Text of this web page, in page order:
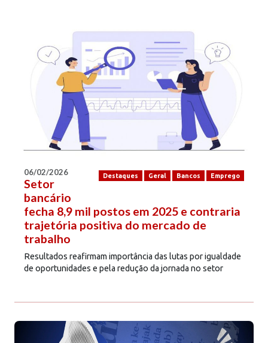
Destaques Geral Bancos Emprego
06/02/2026
Setor
bancário
fecha 8,9 mil postos em 2025 e contraria
trajetória positiva do mercado de
trabalho
Resultados reafirmam importância das lutas por igualdade
de oportunidades e pela redução da jornada no setor